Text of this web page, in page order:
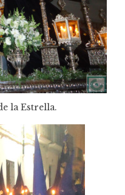
la Estrella.